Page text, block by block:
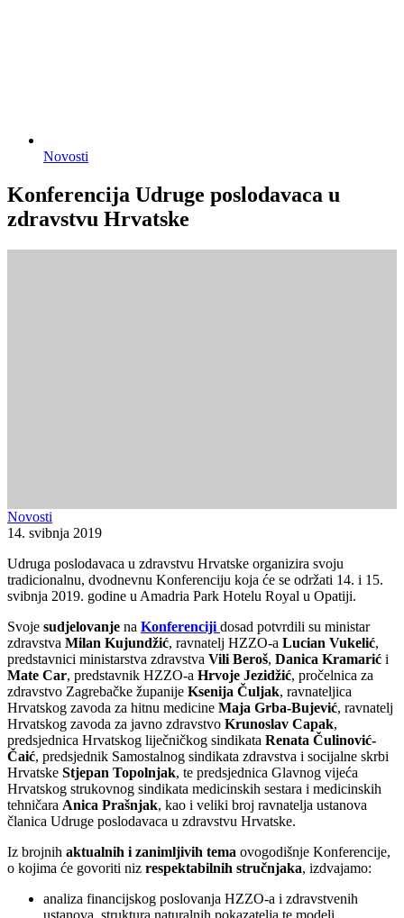
Novosti
Konferencija Udruge poslodavaca u
zdravstvu Hrvatske
Novosti
14. svibnja 2019
Udruga poslodavaca u zdravstvu Hrvatske organizira svoju
tradicionalnu, dvodnevnu Konferenciju koja će se održati 14. i 15.
svibnja 2019. godine u Amadria Park Hotelu Royal u Opatiji.
Svoje sudjelovanje na Konferenciji dosad potvrdili su ministar
zdravstva Milan Kujundžić, ravnatelj HZZO-a Lucian Vukelić,
predstavnici ministarstva zdravstva Vili Beroš, Danica Kramarić i
Mate Car, predstavnik HZZO-a Hrvoje Jezidžić, pročelnica za
zdravstvo Zagrebačke županije Ksenija Čuljak, ravnateljica
Hrvatskog zavoda za hitnu medicine Maja Grba-Bujević, ravnatelj
Hrvatskog zavoda za javno zdravstvo Krunoslav Capak,
predsjednica Hrvatskog liječničkog sindikata Renata Čulinović-
Čaić, predsjednik Samostalnog sindikata zdravstva i socijalne skrbi
Hrvatske Stjepan Topolnjak, te predsjednica Glavnog vijeća
Hrvatskog strukovnog sindikata medicinskih sestara i medicinskih
tehničara Anica Prašnjak, kao i veliki broj ravnatelja ustanova
članica Udruge poslodavaca u zdravstvu Hrvatske.
Iz brojnih aktualnih i zanimljivih tema ovogodišnje Konferencije,
o kojima će govoriti niz respektabilnih stručnjaka, izdvajamo:
analiza financijskog poslovanja HZZO-a i zdravstvenih
ustanova, struktura naturalnih pokazatelja te modeli